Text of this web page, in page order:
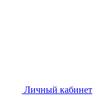
Личный кабинет